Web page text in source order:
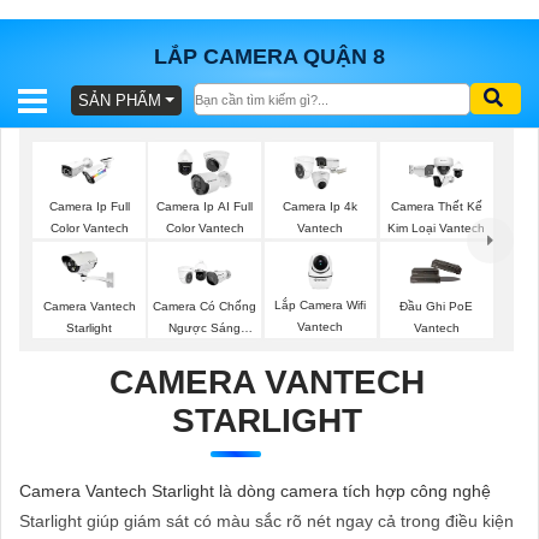
LẮP CAMERA QUẬN 8
BÁO
TRỌN
GÓI
SẢN
LẮP
SẢN PHẨM
Camera Ip Full
Color Vantech
Camera Ip AI Full
Color Vantech
Camera Ip 4k
Vantech
Camera Thết Kế
Kim Loại Vantech
Camera Vantech
Starlight
Camera Có Chống
Ngược Sáng
Lắp Camera Wifi
Vantech
Đầu Ghi PoE
Vantech
CAMERA VANTECH
STARLIGHT
Camera Vantech Starlight là dòng camera tích hợp công nghệ
Starlight giúp giám sát có màu sắc rõ nét ngay cả trong điều kiện